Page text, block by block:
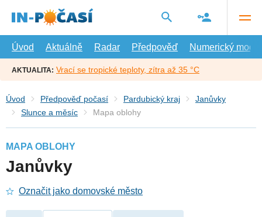
hlavní
Úvod
Aktuálně Radar Předpověď Numerický model
AKTUALITA: Vrací se tropické teploty, zítra až 35 °C
Úvod Předpověď počasí Pardubický kraj
Janůvky
Slunce a měsíc
Mapa oblohy
MAPA OBLOHY
Janůvky
Označit jako domovské město